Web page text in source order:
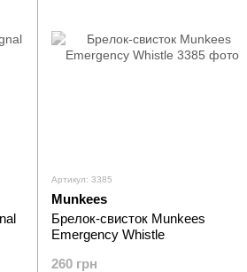
Артикул: 3385
Munkees
Брелок-свисток Munkees
Emergency Whistle
260 грн